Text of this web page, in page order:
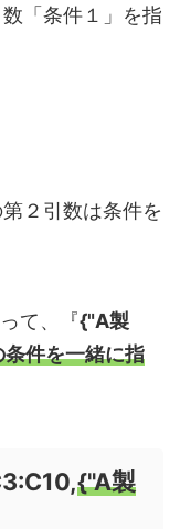
「条件１」を指
２引数は条件を
て、『{"A製
条件を一緒に指
{"A製